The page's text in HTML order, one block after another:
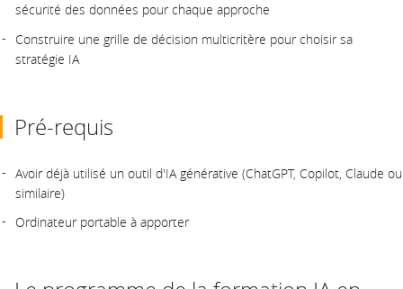
sécurité des données pour chaque approche
Construire une grille de décision multicritère pour choisir sa
stratégie IA
Pré-requis
Avoir déjà utilisé un outil d'IA générative (ChatGPT, Copilot, Claude ou
similaire)
Ordinateur portable à apporter